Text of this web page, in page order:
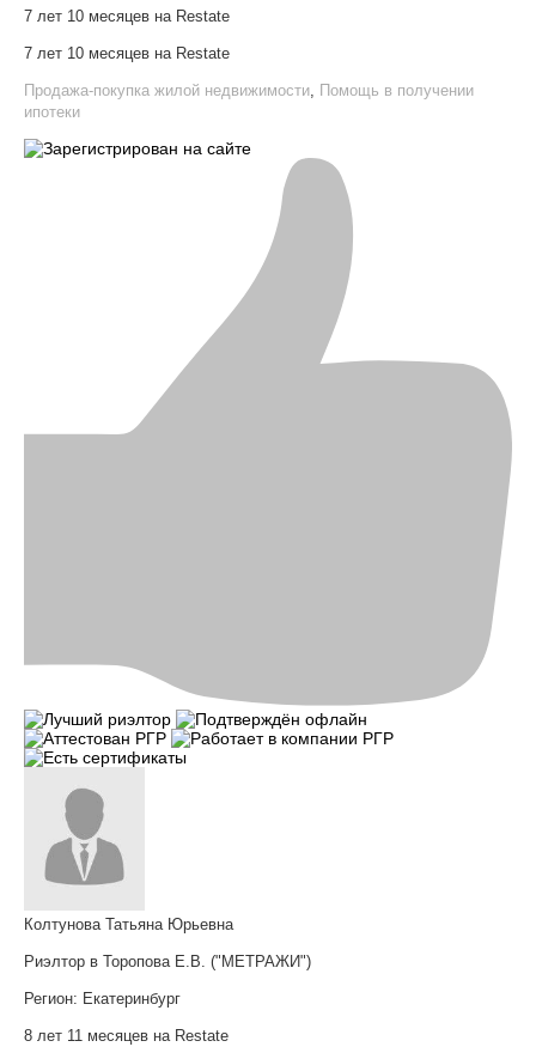
7 лет 10 месяцев на Restate
7 лет 10 месяцев на Restate
Продажа-покупка жилой недвижимости, Помощь в получении
ипотеки
Колтунова Татьяна Юрьевна
Риэлтор в Торопова Е.В. ("МЕТРАЖИ")
Регион: Екатеринбург
8 лет 11 месяцев на Restate